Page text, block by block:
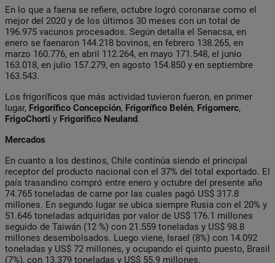
En lo que a faena se refiere, octubre logró coronarse como el
mejor del 2020 y de los últimos 30 meses con un total de
196.975 vacunos procesados. Según detalla el Senacsa, en
enero se faenaron 144.218 bovinos, en febrero 138.265, en
marzo 160.776, en abril 112.264, en mayo 171.548, el junio
163.018, en julio 157.279, en agosto 154.850 y en septiembre
163.543.
Los frigoríficos que más actividad tuvieron fueron, en primer
lugar, Frigorífico Concepción, Frigorífico Belén, Frigomerc,
FrigoChorti y Frigorífico Neuland.
Mercados
En cuanto a los destinos, Chile continúa siendo el principal
receptor del producto nacional con el 37% del total exportado. El
país trasandino compró entre enero y octubre del presente año
74.765 toneladas de carne por las cuales pagó US$ 317.8
millones. En segundo lugar se ubica siempre Rusia con el 20% y
51.646 toneladas adquiridas por valor de US$ 176.1 millones
seguido de Taiwán (12 %) con 21.559 toneladas y US$ 98.8
millones desembolsados. Luego viene, Israel (8%) con 14.092
toneladas y US$ 72 millones, y ocupando el quinto puesto, Brasil
(7%), con 13.379 toneladas y US$ 55.9 millones.